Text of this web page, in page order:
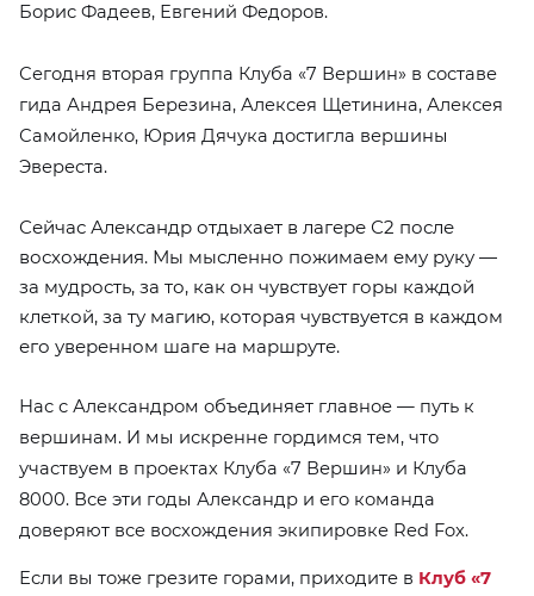
Борис Фадеев, Евгений Федоров.
Сегодня вторая группа Клуба «7 Вершин» в составе
гида Андрея Березина, Алексея Щетинина, Алексея
Самойленко, Юрия Дячука достигла вершины
Эвереста.
Сейчас Александр отдыхает в лагере С2 после
восхождения. Мы мысленно пожимаем ему руку —
за мудрость, за то, как он чувствует горы каждой
клеткой, за ту магию, которая чувствуется в каждом
его уверенном шаге на маршруте.
Нас с Александром объединяет главное — путь к
вершинам. И мы искренне гордимся тем, что
участвуем в проектах Клуба «7 Вершин» и Клуба
8000. Все эти годы Александр и его команда
доверяют все восхождения экипировке Red Fox.
Если вы тоже грезите горами, приходите в Клуб «7